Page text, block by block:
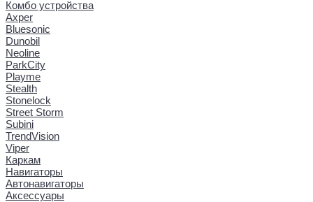
Комбо устройства
Axper
Bluesonic
Dunobil
Neoline
ParkCity
Playme
Stealth
Stonelock
Street Storm
Subini
TrendVision
Viper
Каркам
Навигаторы
Автонавигаторы
Аксессуары